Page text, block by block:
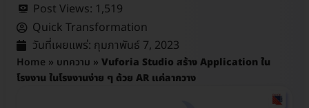
Post Views: 1,519
Quick Transformation
วันที่เผยแพร่: กุมภาพันธ์ 7, 2023
Home » บทความ » Vuforia Studio สร้าง Application ใน
โรงงาน ในโรงงานง่าย ๆ ด้วย AR แค่ลากวาง